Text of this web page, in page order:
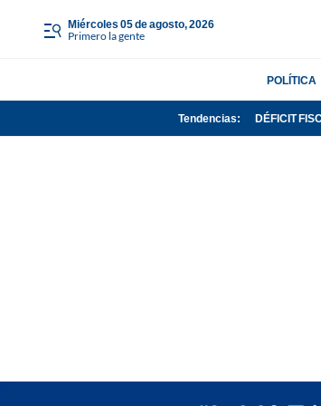
miércoles 05 de agosto, 2026
Primero la gente
POLÍTICA
Tendencias: DÉFICIT